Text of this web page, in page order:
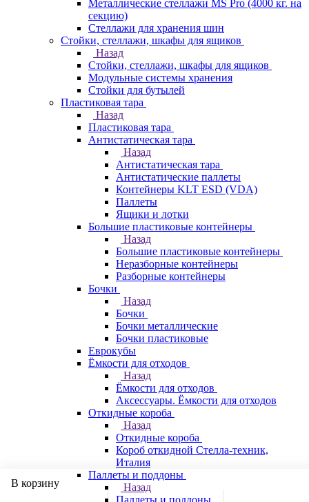
Металлические стеллажи MS Pro (4000 кг. на
секцию)
Стеллажи для хранения шин
Стойки, стеллажи, шкафы для ящиков
Назад
Стойки, стеллажи, шкафы для ящиков
Модульные системы хранения
Стойки для бутылей
Пластиковая тара
Назад
Пластиковая тара
Антистатическая тара
Назад
Антистатическая тара
Антистатические паллеты
Контейнеры KLT ESD (VDA)
Паллеты
Ящики и лотки
Большие пластиковые контейнеры
Назад
Большие пластиковые контейнеры
Неразборные контейнеры
Разборные контейнеры
Бочки
Назад
Бочки
Бочки металлические
Бочки пластиковые
Еврокубы
Ёмкости для отходов
Назад
Ёмкости для отходов
Аксессуары. Ёмкости для отходов
Откидные короба
Назад
Откидные короба
Короб откидной Стелла-техник,
Италия
Паллеты и поддоны
Назад
Паллеты и поддоны
В корзину